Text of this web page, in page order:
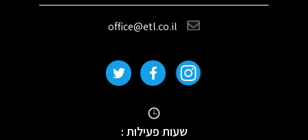
office@etl.co.il
שעות פעילות :